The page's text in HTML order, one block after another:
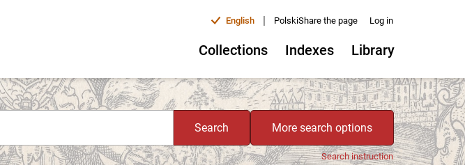
English | PolskiShare the page Log in
Collections Indexes Library
Search More search options
Search instruction